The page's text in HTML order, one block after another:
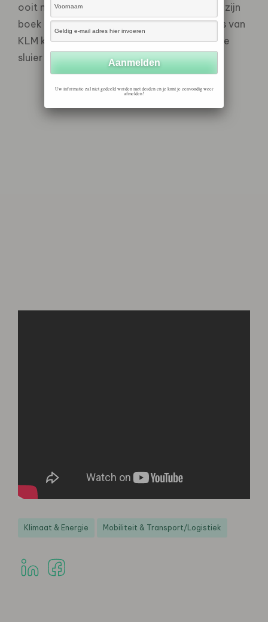
ooit mogelijk wordt en zo ja, wanneer? Ook zijn
boek ‘De blauwe fabel’ over de geschiedenis van
KLM komt langs. En Ties licht een tipje van de
sluier op van zijn volgende grote project.
Klimaat & Energie Mobiliteit & Transport/Logistiek
Uw informatie zal niet gedeeld worden met derden en je kunt je eenvoudig weer
afmelden!